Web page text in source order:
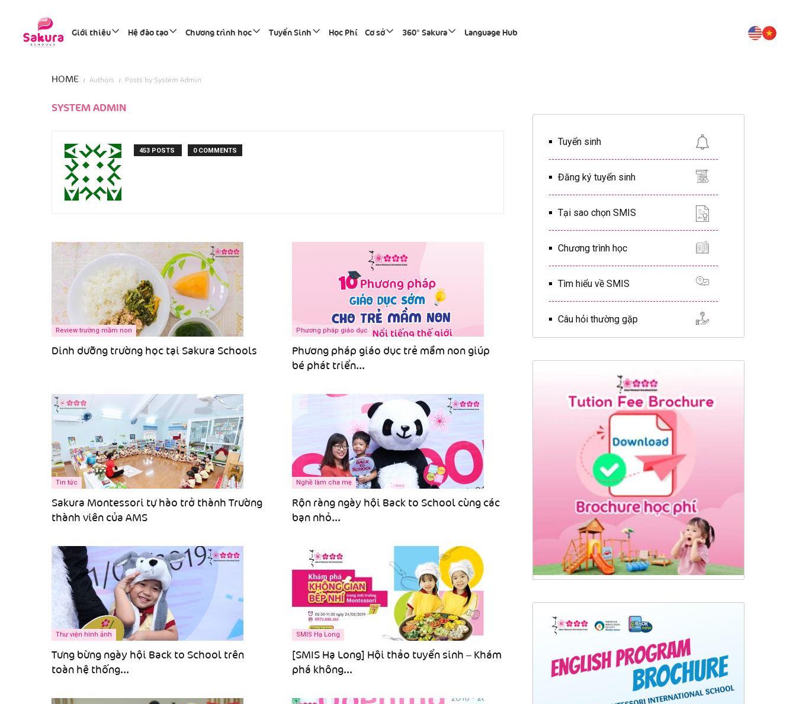
Giới thiệu Hệ đào tạo Chương trình học Tuyển Sinh Học Phí Cơ sở 360° Sakura Language Hub
HOME Authors Posts by System Admin
SYSTEM ADMIN
453 POSTS 0 COMMENTS
Review trường mầm non
Dinh dưỡng trường học tại Sakura Schools
Phương pháp giáo dục
Phương pháp giáo dục trẻ mầm non giúp
bé phát triển...
Tin tức
Sakura Montessori tự hào trở thành Trường
thành viên của AMS
Nghề làm cha mẹ
Rộn ràng ngày hội Back to School cùng các
bạn nhỏ...
Thư viện hình ảnh
Tưng bừng ngày hội Back to School trên
toàn hệ thống...
SMIS Hạ Long
[SMIS Hạ Long] Hội thảo tuyển sinh – Khám
phá không...
Tuyển sinh
Đăng ký tuyển sinh
Tại sao chọn SMIS
Chương trình học
Tìm hiểu về SMIS
Câu hỏi thường gặp